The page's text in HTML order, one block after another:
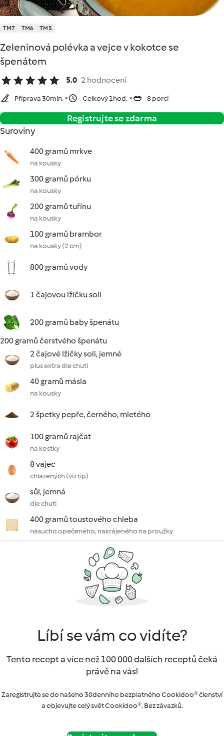
TM7 TM6 TM5
Zeleninová polévka a vejce v kokotce se
špenátem
5.0 2 hodnocení
Příprava 30min. Celkový 1hod. 8 porcí
Registrujte se zdarma
Suroviny
400 gramů mrkve
na kousky
300 gramů pórku
na kousky
200 gramů tuřínu
na kousky
100 gramů brambor
na kousky (2 cm)
800 gramů vody
1 čajovou lžičku soli
200 gramů baby špenátu
200 gramů čerstvého špenátu
2 čajové lžičky soli, jemné
plus extra dle chuti
40 gramů másla
na kousky
2 špetky pepře, černého, mletého
100 gramů rajčat
na kostky
8 vajec
chlazených (viz tip)
sůl, jemná
dle chuti
400 gramů toustového chleba
nasucho opečeného, nakrájeného na proužky
Líbí se vám co vidíte?
Tento recept a více než 100 000 dalších receptů čeká
právě na vás!
Zaregistrujte se do našeho 30denního bezplatného Cookidoo® členství
a objevujte celý svět Cookidoo®. Bez závazků.